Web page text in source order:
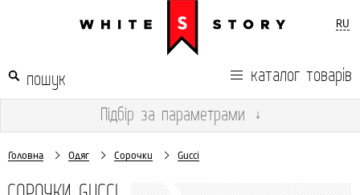
RU
каталог товарів
Підбір за параметрами ↓
Головна Одяг Сорочки Gucci